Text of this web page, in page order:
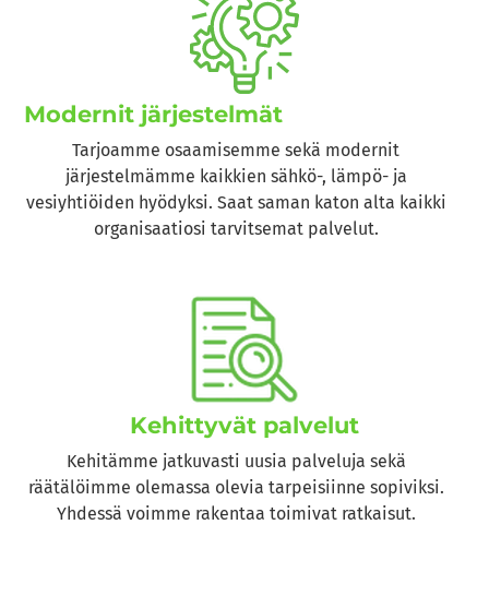
Modernit järjestelmät
Tarjoamme osaamisemme sekä modernit
järjestelmämme kaikkien sähkö-, lämpö- ja
vesiyhtiöiden hyödyksi. Saat saman katon alta kaikki
organisaatiosi tarvitsemat palvelut.
Kehittyvät palvelut
Kehitämme jatkuvasti uusia palveluja sekä
räätälöimme olemassa olevia tarpeisiinne sopiviksi.
Yhdessä voimme rakentaa toimivat ratkaisut.